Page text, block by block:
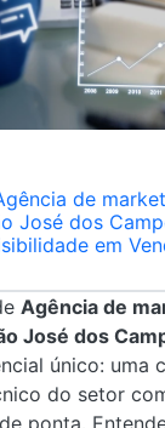
de
José dos
em
Agência de
José dos
único: uma
do setor
ponta.